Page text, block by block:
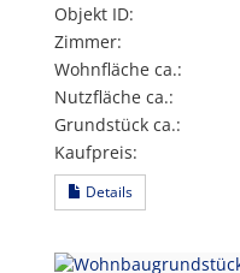
Objekt ID:
Zimmer:
Wohnfläche ca.:
Nutzfläche ca.:
Grund­stück ca.:
Kaufpreis:
Details